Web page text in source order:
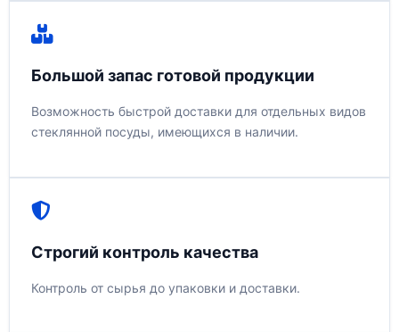
Большой запас готовой продукции
Возможность быстрой доставки для отдельных видов
стеклянной посуды, имеющихся в наличии.
Строгий контроль качества
Контроль от сырья до упаковки и доставки.